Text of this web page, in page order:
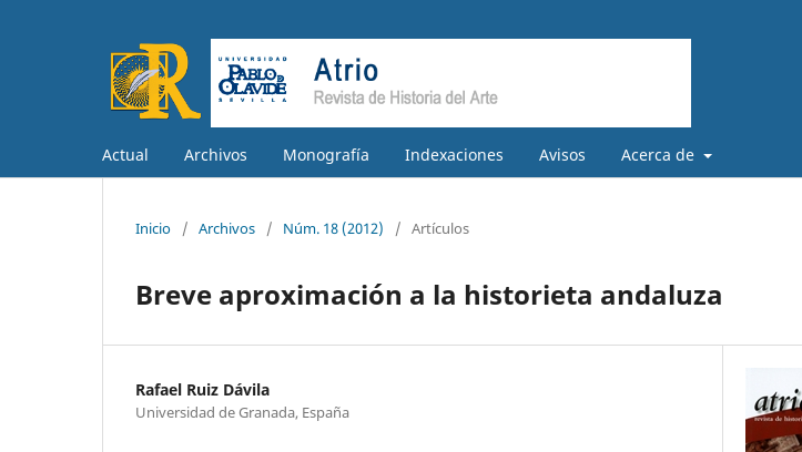
Actual Archivos Monografía Indexaciones Avisos Acerca de
Inicio / Archivos / Núm. 18 (2012) / Artículos
Breve aproximación a la historieta andaluza
Rafael Ruiz Dávila
Universidad de Granada, España